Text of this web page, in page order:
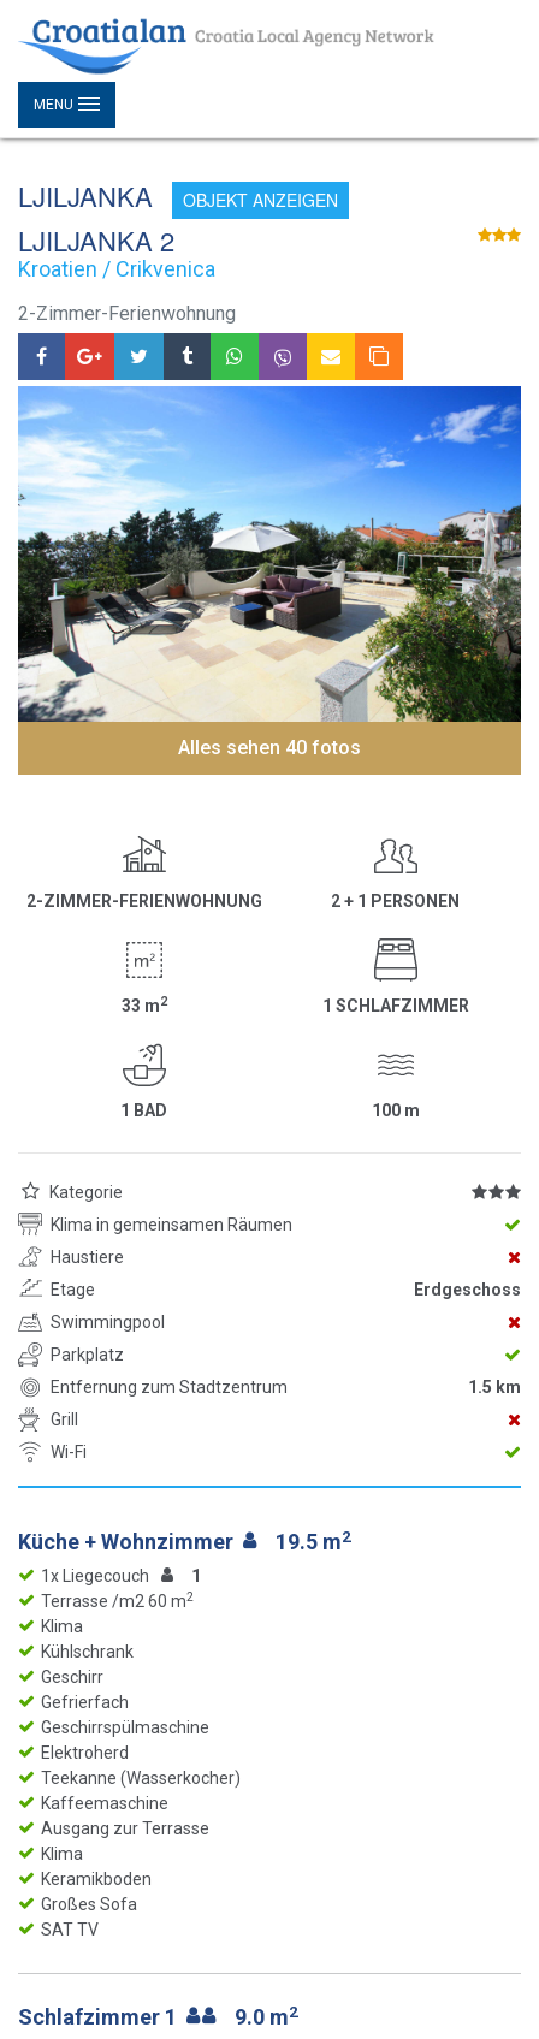
MENU
LJILJANKA OBJEKT ANZEIGEN
LJILJANKA 2
Kroatien / Crikvenica
2-Zimmer-Ferienwohnung
Alles sehen 40 fotos
2-ZIMMER-FERIENWOHNUNG 2 + 1 PERSONEN
33 m2 1 SCHLAFZIMMER
1 BAD 100 m
Kategorie
Klima in gemeinsamen Räumen
Haustiere
Etage
Erdgeschoss
Swimmingpool
Parkplatz
Entfernung zum Stadtzentrum
1.5 km
Grill
Wi-Fi
Küche + Wohnzimmer 19.5 m2
1x Liegecouch
1
Terrasse /m2 60 m2
Klima
Kühlschrank
Geschirr
Gefrierfach
Geschirrspülmaschine
Elektroherd
Teekanne (Wasserkocher)
Kaffeemaschine
Ausgang zur Terrasse
Klima
Keramikboden
Großes Sofa
SAT TV
Schlafzimmer 1 9.0 m2